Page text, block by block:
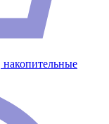
накопительные